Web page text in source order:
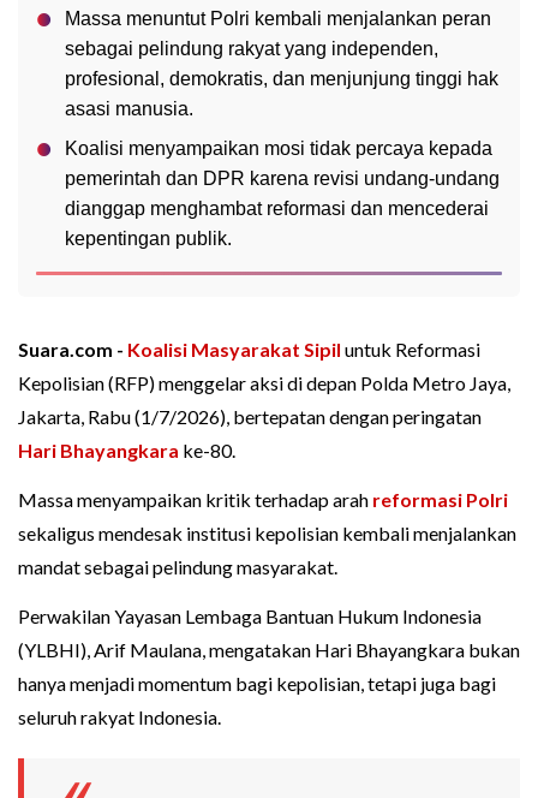
Massa menuntut Polri kembali menjalankan peran
sebagai pelindung rakyat yang independen,
profesional, demokratis, dan menjunjung tinggi hak
asasi manusia.
Koalisi menyampaikan mosi tidak percaya kepada
pemerintah dan DPR karena revisi undang-undang
dianggap menghambat reformasi dan mencederai
kepentingan publik.
Suara.com - Koalisi Masyarakat Sipil untuk Reformasi
Kepolisian (RFP) menggelar aksi di depan Polda Metro Jaya,
Jakarta, Rabu (1/7/2026), bertepatan dengan peringatan
Hari Bhayangkara ke-80.
Massa menyampaikan kritik terhadap arah reformasi Polri
sekaligus mendesak institusi kepolisian kembali menjalankan
mandat sebagai pelindung masyarakat.
Perwakilan Yayasan Lembaga Bantuan Hukum Indonesia
(YLBHI), Arif Maulana, mengatakan Hari Bhayangkara bukan
hanya menjadi momentum bagi kepolisian, tetapi juga bagi
seluruh rakyat Indonesia.